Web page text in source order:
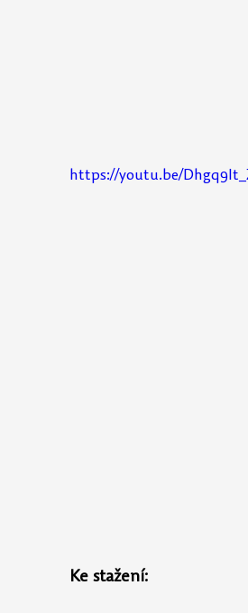
https://youtu.be/
Ke stažení: